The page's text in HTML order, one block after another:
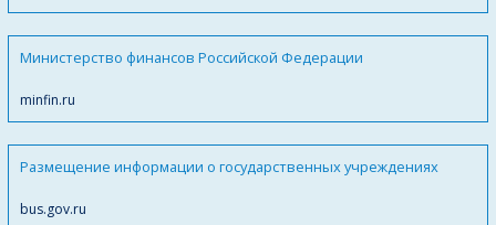
Министерство финансов Российской Федерации
minfin.ru
Размещение информации о государственных учреждениях
bus.gov.ru